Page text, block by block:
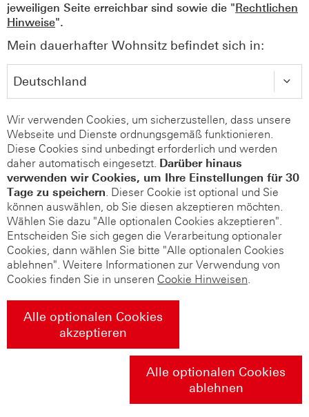
jeweiligen Seite erreichbar sind sowie die "Rechtlichen
Hinweise".
Mein dauerhafter Wohnsitz befindet sich in:
Wir verwenden Cookies, um sicherzustellen, dass unsere
Webseite und Dienste ordnungsgemäß funktionieren.
Diese Cookies sind unbedingt erforderlich und werden
daher automatisch eingesetzt. Darüber hinaus
verwenden wir Cookies, um Ihre Einstellungen für 30
Tage zu speichern. Dieser Cookie ist optional und Sie
können auswählen, ob Sie diesen akzeptieren möchten.
Wählen Sie dazu "Alle optionalen Cookies akzeptieren".
Entscheiden Sie sich gegen die Verarbeitung optionaler
Cookies, dann wählen Sie bitte "Alle optionalen Cookies
ablehnen". Weitere Informationen zur Verwendung von
Cookies finden Sie in unseren Cookie Hinweisen.
Alle optionalen Cookies
akzeptieren
Alle optionalen Cookies
ablehnen